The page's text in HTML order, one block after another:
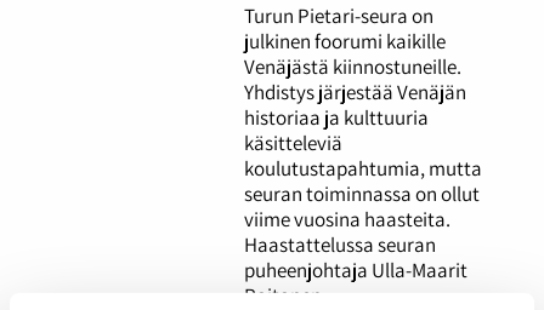
Turun Pietari-seura on
julkinen foorumi kaikille
Venäjästä kiinnostuneille.
Yhdistys järjestää Venäjän
historiaa ja kulttuuria
käsitteleviä
koulutustapahtumia, mutta
seuran toiminnassa on ollut
viime vuosina haasteita.
Haastattelussa seuran
puheenjohtaja Ulla-Maarit
Raitanen.